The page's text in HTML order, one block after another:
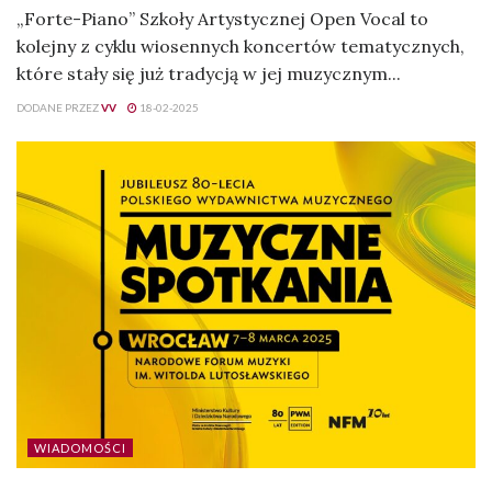
„Forte-Piano” Szkoły Artystycznej Open Vocal to
kolejny z cyklu wiosennych koncertów tematycznych,
które stały się już tradycją w jej muzycznym...
DODANE PRZEZVV 18-02-2025
WIADOMOŚCI